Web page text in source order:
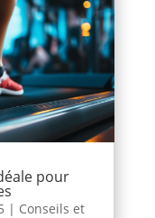
pour
| Conseils et